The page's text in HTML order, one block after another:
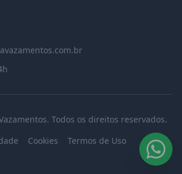
Todos os direitos reservados.
Cookies Termos de Uso